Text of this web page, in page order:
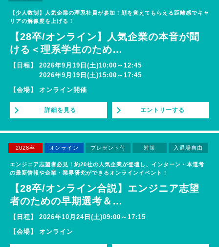
【少人数制】人気企業の理系社員が参加！顔を覚えてもらえる距離感でキャ
リアの解像度を上げる！
【28卒/オンライン】人気企業の本音が聞
ける＜理系学生のため…
【日程】
2026年9月19日(土)10:00～12:45
2026年9月19日(土)15:00～17:45
【会場】
オンライン開催
詳細を見る エントリーする
2028卒 オンライン プレゼント付 対策 入退場自由
エンジニア志望者必見！約20社の人気企業が登壇し、インターン・本選考
の最新情報や企業・業界研究ができるオンラインイベント！
【28卒/オンライン合説】エンジニア志望
者のための早期選考＆ …
【日程】
2026年10月24日(土)09:00～17:15
【会場】
オンライン